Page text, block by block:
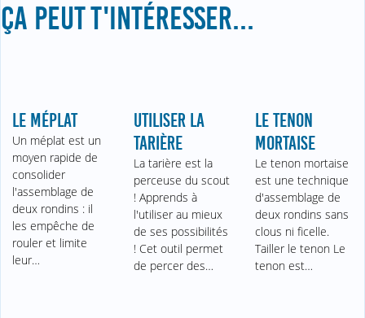
ÇA PEUT T'INTÉRESSER...
LE MÉPLAT
Un méplat est un
moyen rapide de
consolider
l'assemblage de
deux rondins : il
les empêche de
rouler et limite
leur…
UTILISER LA
TARIÈRE
La tarière est la
perceuse du scout
! Apprends à
l'utiliser au mieux
de ses possibilités
! Cet outil permet
de percer des…
LE TENON
MORTAISE
Le tenon mortaise
est une technique
d'assemblage de
deux rondins sans
clous ni ficelle.
Tailler le tenon Le
tenon est…